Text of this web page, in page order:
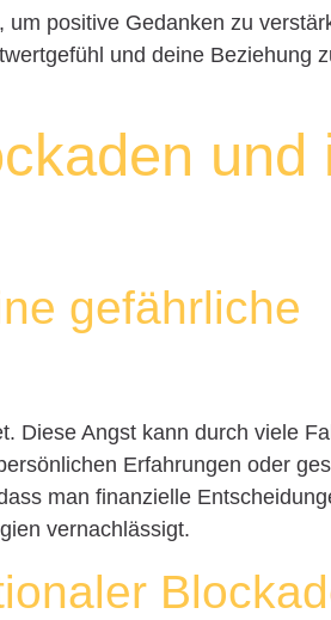
um positive Gedanken zu
und deine Beziehung
und
gefährliche
Diese Angst kann durch viele
Erfahrungen oder
man finanzielle
vernachlässigt.